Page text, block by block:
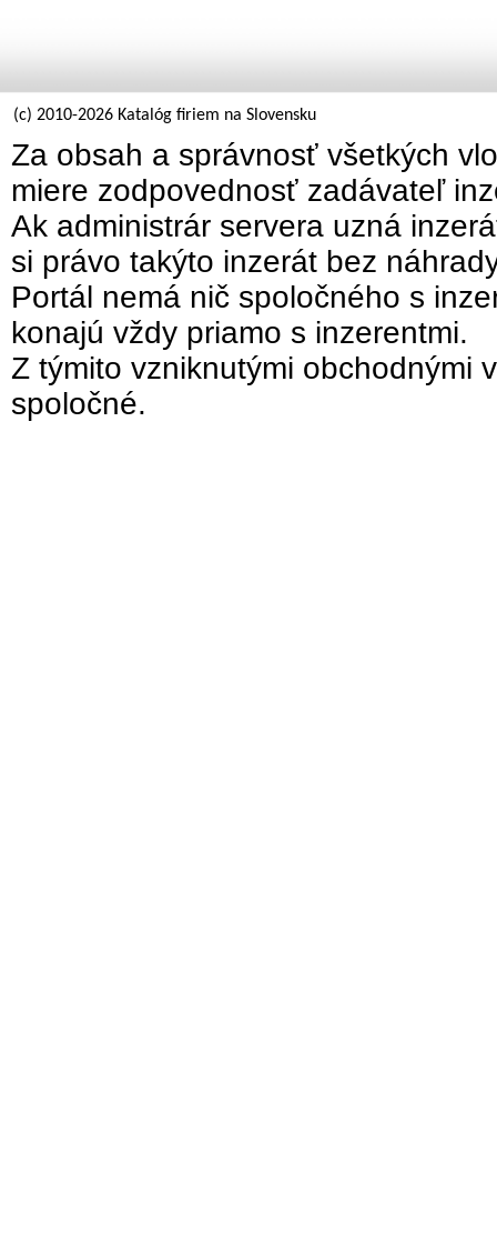
(c) 2010-2026 Katalóg firiem na Slovensku
Za obsah a správnosť všetkých
miere zodpovednosť zadávateľ
Ak administrár servera uzná
si právo takýto inzerát bez
Portál nemá nič spoločného s
konajú vždy priamo s inzerentmi.
Z týmito vzniknutými obchodnými
spoločné.